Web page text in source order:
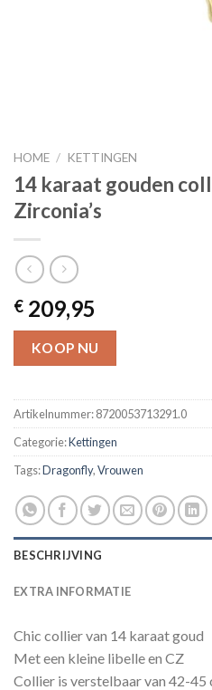
HOME / KETTINGEN
14 karaat gouden
Zirconia’s
€ 209,95
KOOP NU
Artikelnummer:8720053713291.0
Categorie:Kettingen
Tags:Dragonfly,Vrouwen
BESCHRIJVING
EXTRA INFORMATIE
Chic collier van 14 karaat goud
Met een kleine libelle en CZ
Collier is verstelbaar van 42-45